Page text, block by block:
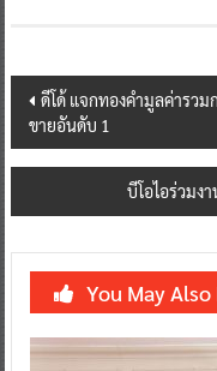
Post
navigation
ดีโด้ แจกทองคำมูลค่ารว
ขายอันดับ 1
บีโอไอร่วมง
You May